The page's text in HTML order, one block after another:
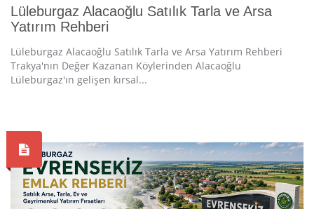
Lüleburgaz Alacaoğlu Satılık Tarla ve Arsa
Yatırım Rehberi
Lüleburgaz Alacaoğlu Satılık Tarla ve Arsa Yatırım Rehberi
Trakya'nın Değer Kazanan Köylerinden Alacaoğlu
Lüleburgaz'ın gelişen kırsal...